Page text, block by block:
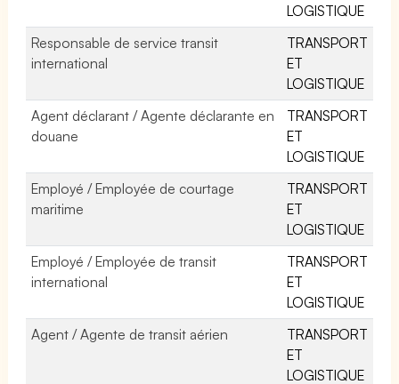
LOGISTIQUE
Responsable de service transit
international
TRANSPORT
ET
LOGISTIQUE
Agent déclarant / Agente déclarante en
douane
TRANSPORT
ET
LOGISTIQUE
Employé / Employée de courtage
maritime
TRANSPORT
ET
LOGISTIQUE
Employé / Employée de transit
international
TRANSPORT
ET
LOGISTIQUE
Agent / Agente de transit aérien
TRANSPORT
ET
LOGISTIQUE